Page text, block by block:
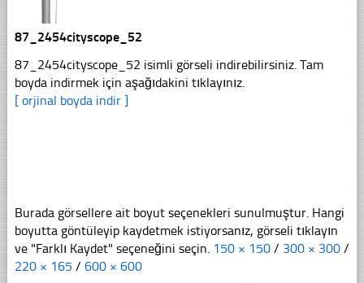
87_2454cityscope_52
87_2454cityscope_52 isimli görseli indirebilirsiniz. Tam
boyda indirmek için aşağıdakini tıklayınız.
[ orjinal boyda indir ]
Burada görsellere ait boyut seçenekleri sunulmuştur. Hangi
boyutta göntüleyip kaydetmek istiyorsanız, görseli tıklayın
ve "Farklı Kaydet" seçeneğini seçin. 150 × 150 / 300 × 300 /
220 × 165 / 600 × 600